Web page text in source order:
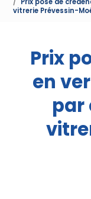
Prix pose de
vitrerie Prévessin-
Prix
en
par